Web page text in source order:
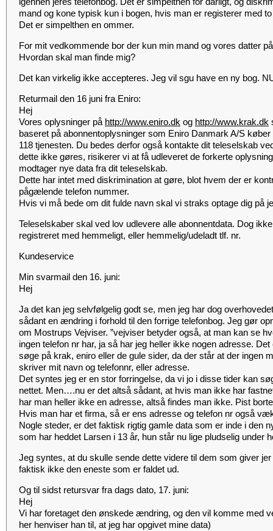
mand og kone typisk kun i bogen, hvis man er registerer med
Det er simpelthen en ommer.
For mit vedkommende bor der kun min mand og vores datter
Hvordan skal man finde mig?
Det kan virkelig ikke accepteres. Jeg vil sgu have en ny bog.
Returmail den 16 juni fra Eniro:
Hej
Vores oplysninger på http://www.eniro.dk og http://www.krak.dk
baseret på abonnentoplysninger som Eniro Danmark A/S
118 tjenesten. Du bedes derfor også kontakte dit teleselskab
dette ikke gøres, risikerer vi at få udleveret de forkerte
modtager nye data fra dit teleselskab.
Dette har intet med diskrimination at gøre, blot hvem der er
pågælende telefon nummer.
Hvis vi må bede om dit fulde navn skal vi straks optage dig på
Teleselskaber skal ved lov udlevere alle abonnentdata. Dog
registreret med hemmeligt, eller hemmelig/udeladt tlf. nr.
Kundeservice
Min svarmail den 16. juni:
Hej
Ja det kan jeg selvfølgelig godt se, men jeg har dog
sådant en ændring i forhold til den forrige telefonbog. Jeg gør
om Mostrups Vejviser. ”vejviser betyder også, at man kan se
ingen telefon nr har, ja så har jeg heller ikke nogen adresse.
søge på krak, eniro eller de gule sider, da der står at der ingen
skriver mit navn og telefonnr, eller adresse.
Det syntes jeg er en stor forringelse, da vi jo i disse tider kan
nettet. Men….nu er det altså sådant, at hvis man ikke har
har man heller ikke en adresse, altså findes man ikke. Pist
Hvis man har et firma, så er ens adresse og telefon nr også
Nogle steder, er det faktisk rigtig gamle data som er inde i den
som har heddet Larsen i 13 år, hun står nu lige pludselig under
Jeg syntes, at du skulle sende dette videre til dem som giver
faktisk ikke den eneste som er faldet ud.
Og til sidst retursvar fra dags dato, 17. juni:
Hej
Vi har foretaget den ønskede ændring, og den vil komme med
her henviser han til, at jeg har opgivet mine data)